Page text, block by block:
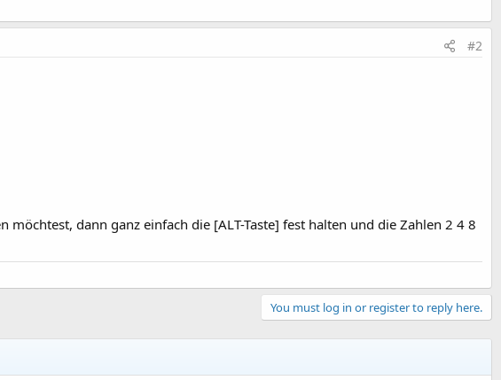
#2
möchtest, dann ganz einfach die [ALT-Taste] fest halten und die Zahlen 2 4 8
You must log in or register to reply here.